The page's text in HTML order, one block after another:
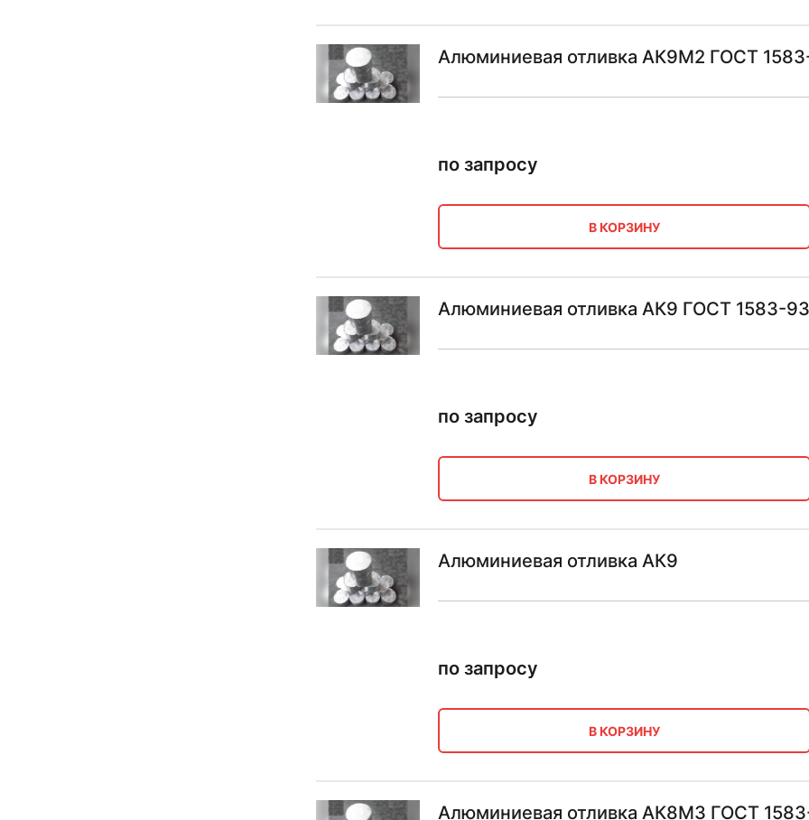
Алюминиевая отливка АК9М2 ГОСТ
по запросу
В КОРЗИНУ
Алюминиевая отливка АК9 ГОСТ 1583-93
по запросу
В КОРЗИНУ
Алюминиевая отливка АК9
по запросу
В КОРЗИНУ
Алюминиевая отливка АК8М3 ГОСТ